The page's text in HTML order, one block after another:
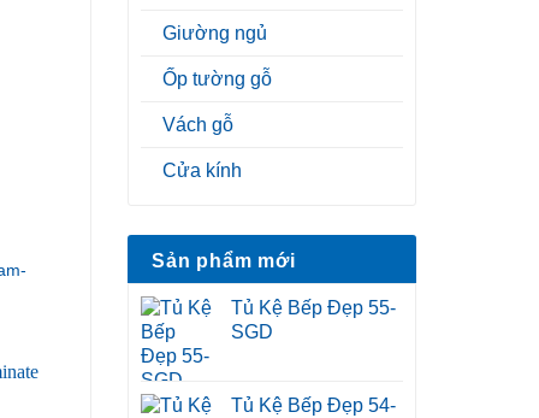
Giường ngủ
Ốp tường gỗ
Vách gỗ
Cửa kính
Sản phẩm mới
Tủ Kệ Bếp Đẹp 55-
SGD
Tủ Kệ Bếp Đẹp 54-